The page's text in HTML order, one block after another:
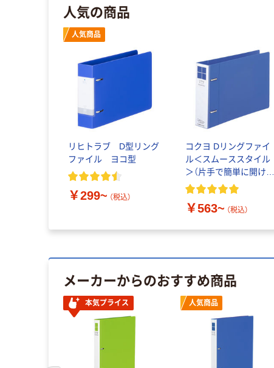
人気の商品
人気商品
リヒトラブ D型リング
ファイル ヨコ型
￥299~ （税込）
コクヨ Dリングファイ
ル＜スムーススタイル
＞（片手で簡単に開けら
れる） A4タテ以外サイ
￥563~ （税込）
メーカーからのおすすめ商品
本気プライス 人気商品